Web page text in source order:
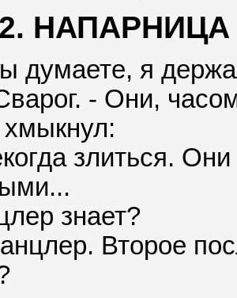
2.
я
- Они,
злиться.
знает?
Второе